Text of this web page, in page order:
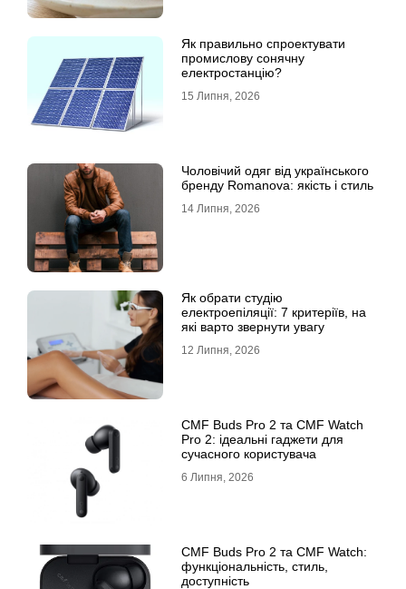
Як правильно спроектувати
промислову сонячну
електростанцію?
15 Липня, 2026
Чоловічий одяг від українського
бренду Romanova: якість і стиль
14 Липня, 2026
Як обрати студію
електроепіляції: 7 критеріїв, на
які варто звернути увагу
12 Липня, 2026
CMF Buds Pro 2 та CMF Watch
Pro 2: ідеальні гаджети для
сучасного користувача
6 Липня, 2026
CMF Buds Pro 2 та CMF Watch:
функціональність, стиль,
доступність